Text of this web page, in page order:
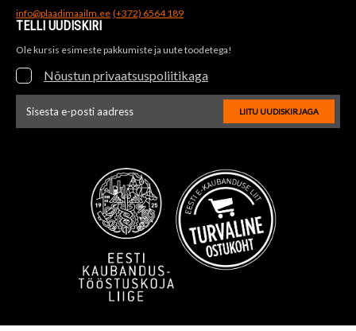
info@plaadimaailm.ee (+372) 6564 189
TELLI UUDISKIRI
Ole kursis esimeste pakkumiste ja uute toodetega!
Nõustun privaatsuspoliitikaga
LIITU UUDISKIRJAGA